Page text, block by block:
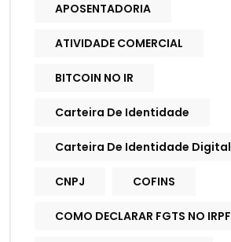
APOSENTADORIA
ATIVIDADE COMERCIAL
BITCOIN NO IR
Carteira De Identidade
Carteira De Identidade Digital
CNPJ COFINS
COMO DECLARAR FGTS NO IRPF